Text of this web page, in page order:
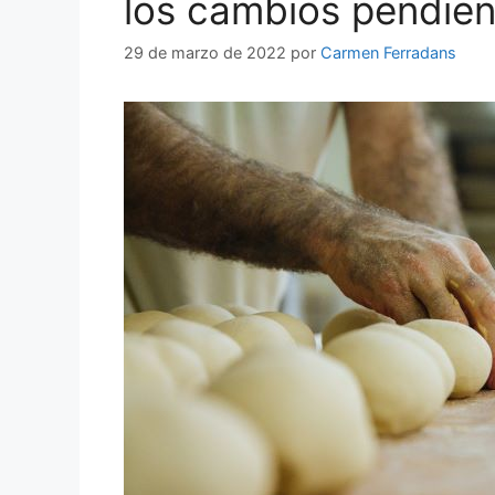
los cambios
29 de marzo de 2022 por Carmen Ferradans